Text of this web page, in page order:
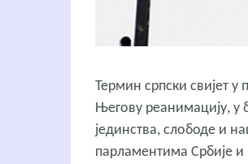
Термин српски свијет у
Његову реанимацију, у
јединства, слободе и
парламентима Србије